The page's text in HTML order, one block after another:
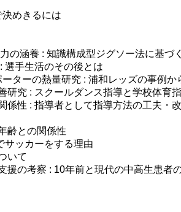
めきるには
の涵養 : 知識構成型ジグソー法に基づ
選手生活のその後とは
ターの熱量研究 : 浦和レッズの事例か
研究 : スクールダンス指導と学校体育
係性 : 指導者として指導方法の工夫・
齢との関係性
サッカーをする理由
いて
援の考察 : 10年前と現代の中高生患者